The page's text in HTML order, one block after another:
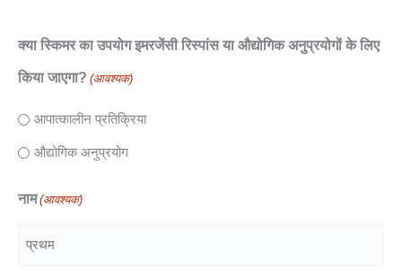
क्या स्किमर का उपयोग इमरजेंसी रिस्पांस या औद्योगिक अनुप्रयोगों के लिए
किया जाएगा? (आवश्यक)
आपात्कालीन प्रतिक्रिया
औद्योगिक अनुप्रयोग
नाम (आवश्यक)